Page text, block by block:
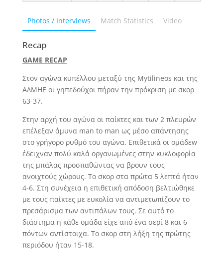
Photos / Interviews Match Statistics Video
Recap
GAME RECAP
Στον αγώνα κυπέλλου μεταξύ της Mytilineos και της
ΑΔΜΗΕ οι γηπεδούχοι πήραν την πρόκριση με σκορ
63-37.
Στην αρχή του αγώνα οι παίκτες και των 2 πλευρών
επέλεξαν άμυνα man to man ως μέσο απάντησης
στο γρήγορο ρυθμό του αγώνα. Επιθετικά οι ομάδεw
έδειχναν πολύ καλά οργανωμένες στην κυκλοφορία
της μπάλας προσπαθώντας να βρουν τους
ανοιχτούς χώρους. Το σκορ στα πρώτα 5 λεπτά ήταν
4-6. Στη συνέχεια η επιθετική απόδοση βελτιώθηκε
με τους παίκτες με ευκολία να αντιμετωπίζουν το
πρεσάρισμα των αντιπάλων τους. Σε αυτό το
διάστημα η κάθε ομάδα είχε από ένα σερί 8 και 6
πόντων αντίστοιχα. Το σκορ στη λήξη της πρώτης
περιόδου ήταν 15-18.